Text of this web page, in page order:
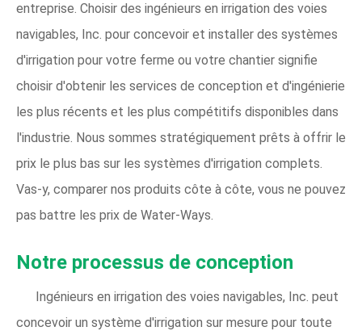
entreprise. Choisir des ingénieurs en irrigation des voies
navigables, Inc. pour concevoir et installer des systèmes
d'irrigation pour votre ferme ou votre chantier signifie
choisir d'obtenir les services de conception et d'ingénierie
les plus récents et les plus compétitifs disponibles dans
l'industrie. Nous sommes stratégiquement prêts à offrir le
prix le plus bas sur les systèmes d'irrigation complets.
Vas-y, comparer nos produits côte à côte, vous ne pouvez
pas battre les prix de Water-Ways.
Notre processus de conception
Ingénieurs en irrigation des voies navigables, Inc. peut
concevoir un système d'irrigation sur mesure pour toute